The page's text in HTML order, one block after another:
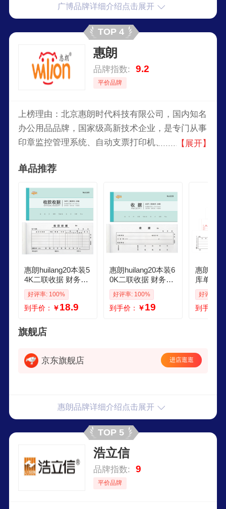
广博品牌详细介绍点击展开
TOP 4
惠朗
品牌指数: 9.2
平价品牌
上榜理由：北京惠朗时代科技有限公司，国内知名
办公用品品牌，国家级高新技术企业，是专门从事
印章监控管理系统、自动支票打印机、财务装订机
1996年从事支票机的研发生产，生产了我国第一台
台，市场占有率一直名列前茅。
【展开】
单品推荐
惠朗huilang20本装5
4K二联收据 财务手
写收据单 175mm83
mm 无碳复写 20组
40页本 财务用品 61
好评率: 100%
到手价： ￥18.9
惠朗huilang20本装6
0K二联收据 财务手
写收据单 175mm75
mm 无碳复写 20组
40页本 财务用品61
好评率: 100%
到手价： ￥19
惠朗
库单
本 10本
撕裂线
收据单
好评率:
到手价：
旗舰店
京东旗舰店 进店逛逛
惠朗品牌详细介绍点击展开
TOP 5
浩立信
品牌指数: 9
平价品牌